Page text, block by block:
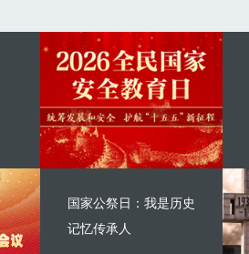
国家公祭日：我是历史
记忆传承人